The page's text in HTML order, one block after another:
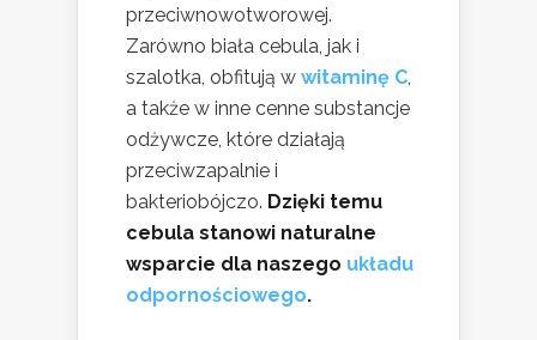
przeciwnowotworowej.
Zarówno biała cebula, jak i
szalotka, obfitują w witaminę C,
a także w inne cenne substancje
odżywcze, które działają
przeciwzapalnie i
bakteriobójczo. Dzięki temu
cebula stanowi naturalne
wsparcie dla naszego układu
odpornościowego.